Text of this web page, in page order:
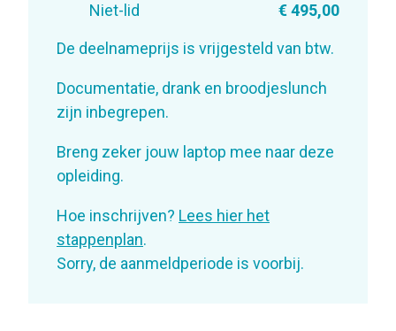
Niet-lid
€ 495,00
De deelnameprijs is vrijgesteld van btw.
Documentatie, drank en broodjeslunch
zijn inbegrepen.
Breng zeker jouw laptop mee naar deze
opleiding.
Hoe inschrijven? Lees hier het
stappenplan.
Sorry, de aanmeldperiode is voorbij.